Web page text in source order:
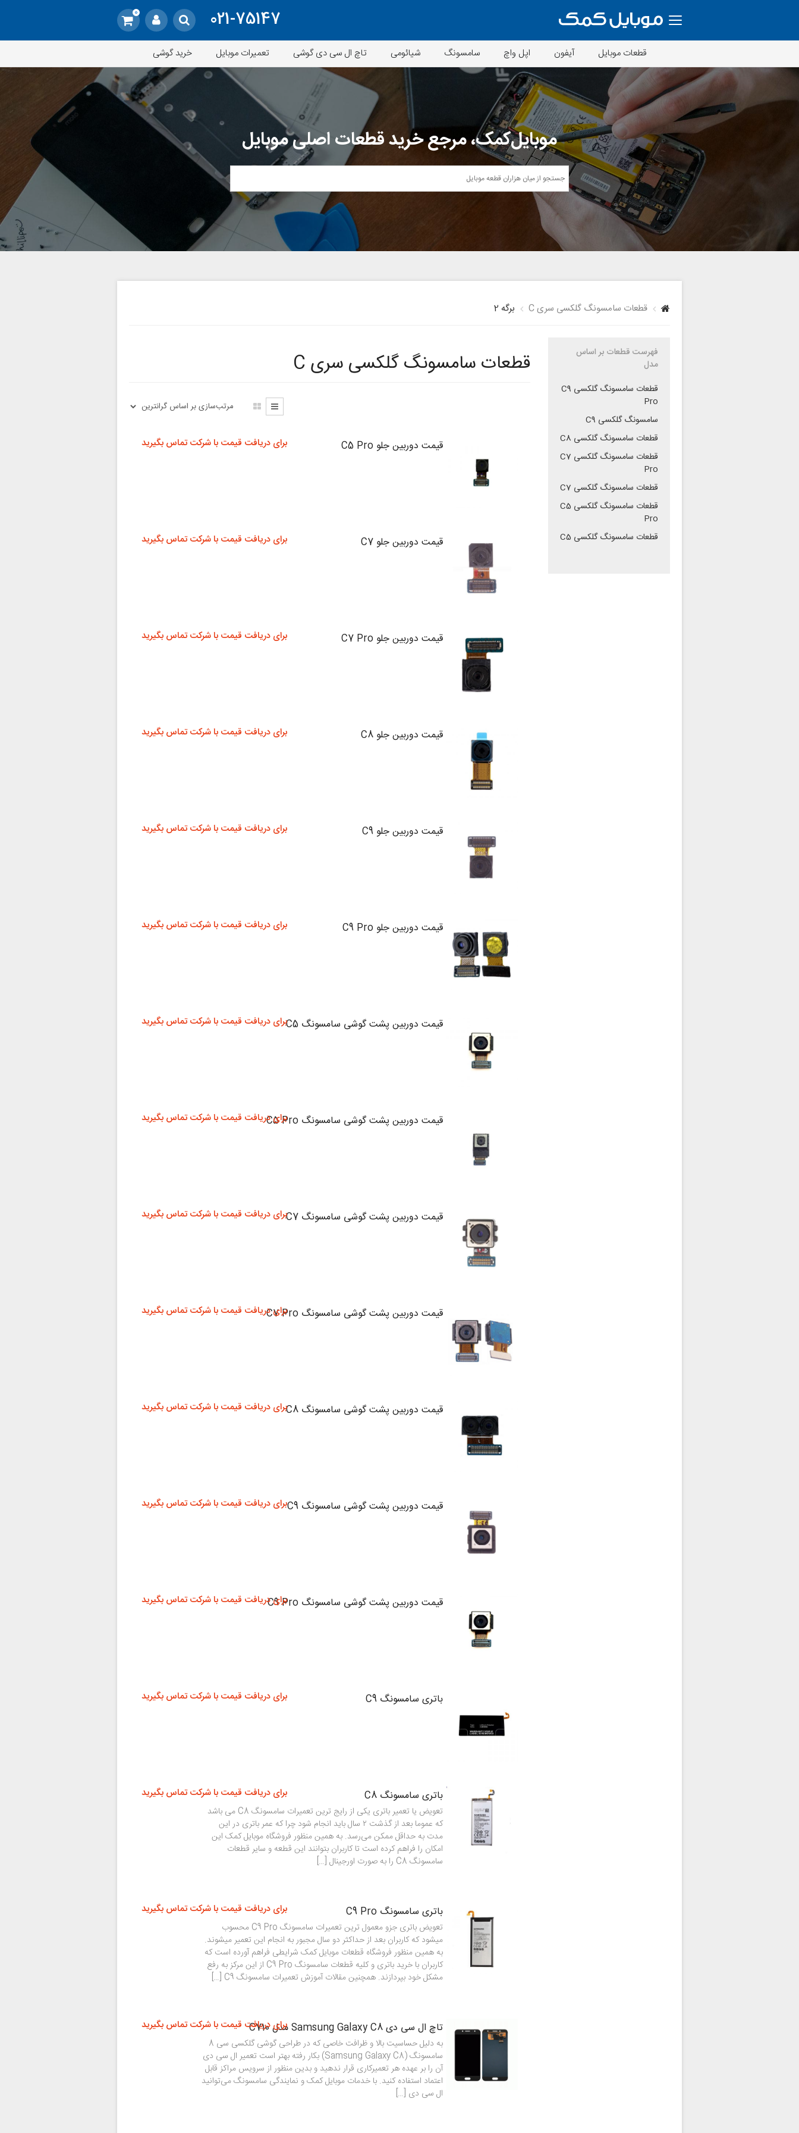
021-75147
0
قطعات موبایل آیفون اپل واچ سامسونگ شیائومی تاچ ال سی دی گوشی تعمیرات موبایل خرید گوشی
موبایل‌کمک، مرجع خرید قطعات اصلی موبایل
قطعات سامسونگ گلکسی سری C برگه 2
فهرست قطعات بر اساس
مدل
قطعات سامسونگ گلکسی C9
Pro
سامسونگ گلکسی C9
قطعات سامسونگ گلکسی C8
قطعات سامسونگ گلکسی C7
Pro
قطعات سامسونگ گلکسی C7
قطعات سامسونگ گلکسی C5
Pro
قطعات سامسونگ گلکسی C5
قطعات سامسونگ گلکسی سری C
قیمت دوربین جلو C5 Pro برای دریافت قیمت با شرکت تماس بگیرید
قیمت دوربین جلو C7 برای دریافت قیمت با شرکت تماس بگیرید
قیمت دوربین جلو C7 Pro برای دریافت قیمت با شرکت تماس بگیرید
قیمت دوربین جلو C8 برای دریافت قیمت با شرکت تماس بگیرید
قیمت دوربین جلو C9 برای دریافت قیمت با شرکت تماس بگیرید
قیمت دوربین جلو C9 Pro برای دریافت قیمت با شرکت تماس بگیرید
قیمت دوربین پشت گوشی سامسونگ C5 برای دریافت قیمت با شرکت تماس بگیرید
قیمت دوربین پشت گوشی سامسونگ C5 Pro برای دریافت قیمت با شرکت تماس بگیرید
قیمت دوربین پشت گوشی سامسونگ C7 برای دریافت قیمت با شرکت تماس بگیرید
قیمت دوربین پشت گوشی سامسونگ C7 Pro برای دریافت قیمت با شرکت تماس بگیرید
قیمت دوربین پشت گوشی سامسونگ C8 برای دریافت قیمت با شرکت تماس بگیرید
قیمت دوربین پشت گوشی سامسونگ C9 برای دریافت قیمت با شرکت تماس بگیرید
قیمت دوربین پشت گوشی سامسونگ C9 Pro برای دریافت قیمت با شرکت تماس بگیرید
باتری سامسونگ C9 برای دریافت قیمت با شرکت تماس بگیرید
باتری سامسونگ C8
تعویض یا تعمیر باتری یکی از رایج ترین تعمیرات سامسونگ C8 می باشد
که عموما بعد از گذشت ۲ سال باید انجام شود چرا که عمر باتری در این
مدت به حداقل ممکن می‌رسد. به همین منظور فروشگاه موبایل کمک این
امکان را فراهم کرده است تا کاربران بتوانند این قطعه و سایر قطعات
سامسونگ C8 را به صورت اورجینال […]
برای دریافت قیمت با شرکت تماس بگیرید
باتری سامسونگ C9 Pro
تعویض باتری جزو معمول ترین تعمیرات سامسونگ C9 Pro محسوب
میشود که کاربران بعد از حداکثر دو سال مجبور به انجام این تعمیر میشوند.
به همین منظور فروشگاه قطعات موبایل کمک شرایطی فراهم آورده است که
کاربران با خرید باتری و کلیه قطعات سامسونگ C9 Pro از این مرکز به رفع
مشکل خود بپردازند. همچنین مقالات آموزش تعمیرات سامسونگ C9 […]
برای دریافت قیمت با شرکت تماس بگیرید
تاچ ال سی دی Samsung Galaxy C8 مدل C710
به دلیل حساسیت بالا و ظرافت خاصی که در طراحی گوشی گلکسی سی 8
سامسونگ (Samsung Galaxy C8) بکار رفته بهتر است تعمیر ال سی دی
آن را بر عهده هر تعمیرکاری قرار ندهید و بدین منظور از سرویس مراکز قابل
اعتماد استفاده کنید. با خدمات موبایل کمک و نمایندگی سامسونگ می‌توانید
ال سی دی […]
برای دریافت قیمت با شرکت تماس بگیرید